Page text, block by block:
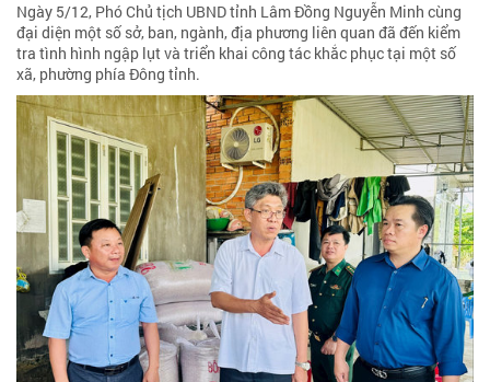
Ngày 5/12, Phó Chủ tịch UBND tỉnh Lâm Đồng Nguyễn Minh cùng
đại diện một số sở, ban, ngành, địa phương liên quan đã đến kiểm
tra tình hình ngập lụt và triển khai công tác khắc phục tại một số
xã, phường phía Đông tỉnh.